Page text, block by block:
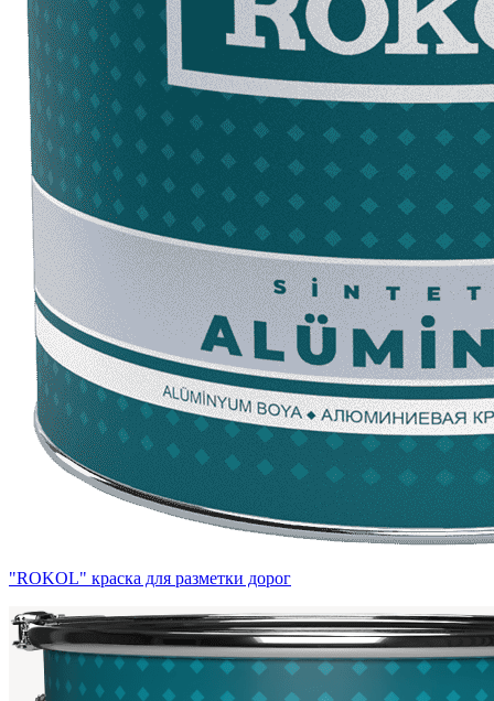
"ROKOL" краска для разметки дорог